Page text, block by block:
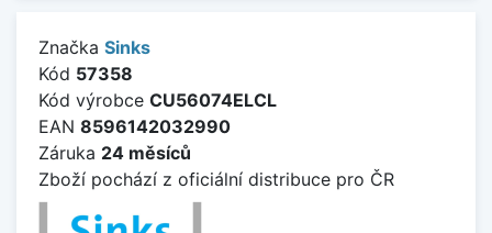
Značka Sinks
Kód 57358
Kód výrobce CU56074ELCL
EAN 8596142032990
Záruka 24 měsíců
Zboží pochází z oficiální distribuce pro ČR